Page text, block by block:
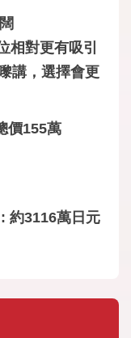
相對更有吸引
講，選擇會更
價155萬
約3116萬日元